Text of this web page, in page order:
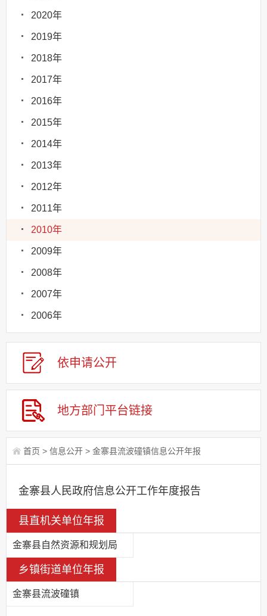
2020年
2019年
2018年
2017年
2016年
2015年
2014年
2013年
2012年
2011年
2010年
2009年
2008年
2007年
2006年
依申请公开
地方部门 平台链接
首页 > 信息公开 > 金寨县流波䃥镇信息公开年报
金寨县人民政府信息公开工作年度报告
县直机关单位年报
金寨县自然资源和规划局
乡镇街道单位年报
金寨县流波䃥镇